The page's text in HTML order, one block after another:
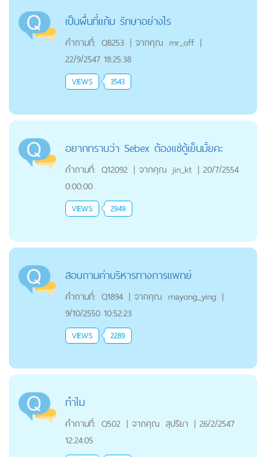
เป็นผื่นที่แก้ม รักษาอย่างไร
คำถามที่: Q8253 | จากคุณ mr_off |
22/9/2547 18:25:38
VIEWS 3543
อยากทราบว่า Sebex ต้องแช่ตู้เย็นมั้ยคะ
คำถามที่: Q12092 | จากคุณ jin_kt | 20/7/2554
0:00:00
VIEWS 2949
สอบถามค่าบริหารทางการแพทย์
คำถามที่: Q1894 | จากคุณ mayong_ying |
9/10/2550 10:52:23
VIEWS 2289
ทำไม
คำถามที่: Q502 | จากคุณ สุปรียา | 26/2/2547
12:24:05